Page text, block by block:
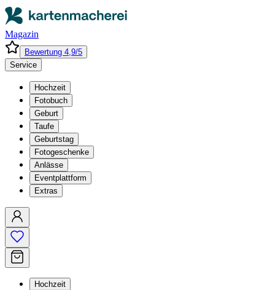
Magazin
Bewertung 4,9/5
Service
Hochzeit
Fotobuch
Geburt
Taufe
Geburtstag
Fotogeschenke
Anlässe
Eventplattform
Extras
Hochzeit